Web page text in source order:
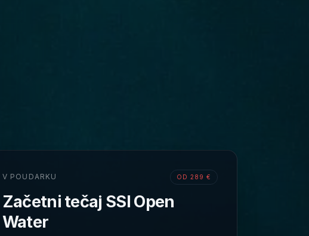
V POUDARKU OD 289 €
Začetni tečaj SSI Open
Water